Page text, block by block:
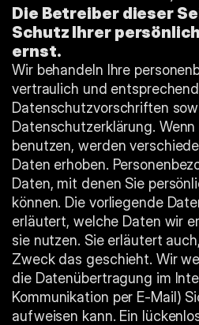
Die Betreiber dieser
Schutz Ihrer
ernst.
Wir behandeln Ihre
vertraulich und
Datenschutzvorschriften
Datenschutzerklärung.
benutzen, werden
Daten erhoben.
Daten, mit denen Sie
können. Die vorliegende
erläutert, welche Daten wir
sie nutzen. Sie erläutert
Zweck das geschieht. Wir
die Datenübertragung im
Kommunikation per E-Mail)
aufweisen kann. Ein